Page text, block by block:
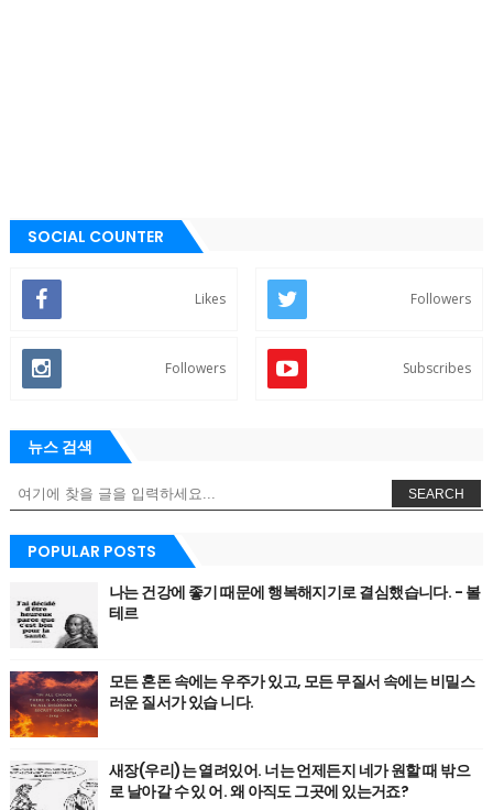
SOCIAL COUNTER
Likes Followers
Followers Subscribes
뉴스 검색
SEARCH
POPULAR POSTS
나는 건강에 좋기 때문에 행복해지기로 결심했습니다. - 볼
테르
모든 혼돈 속에는 우주가 있고, 모든 무질서 속에는 비밀스
러운 질서가 있습 니다.
새장(우리)는 열려있어. 너는 언제든지 네가 원할 때 밖으
로 날아갈 수 있 어. 왜 아직도 그곳에 있는거죠?